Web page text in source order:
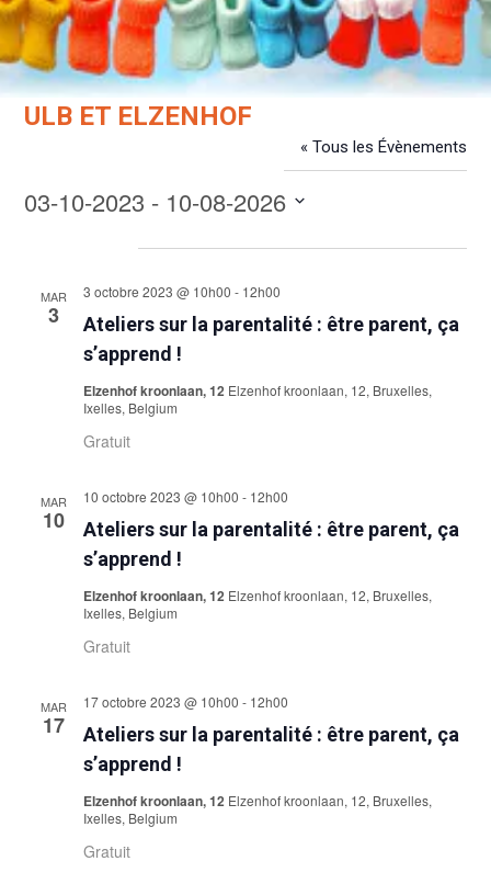
ULB ET ELZENHOF
« Tous les Évènements
03-10-2023 - 10-08-2026
MAR
3
Ateliers sur la parentalité : être parent, ça
s’apprend !
3 octobre 2023 @ 10h00 - 12h00
Elzenhof kroonlaan, 12 Elzenhof kroonlaan, 12, Bruxelles,
Ixelles, Belgium
Gratuit
MAR
10
Ateliers sur la parentalité : être parent, ça
s’apprend !
10 octobre 2023 @ 10h00 - 12h00
Elzenhof kroonlaan, 12 Elzenhof kroonlaan, 12, Bruxelles,
Ixelles, Belgium
Gratuit
MAR
17
Ateliers sur la parentalité : être parent, ça
s’apprend !
17 octobre 2023 @ 10h00 - 12h00
Elzenhof kroonlaan, 12 Elzenhof kroonlaan, 12, Bruxelles,
Ixelles, Belgium
Gratuit